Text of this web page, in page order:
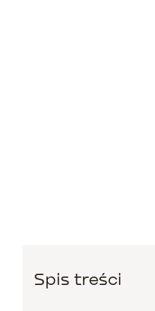
Spis treści